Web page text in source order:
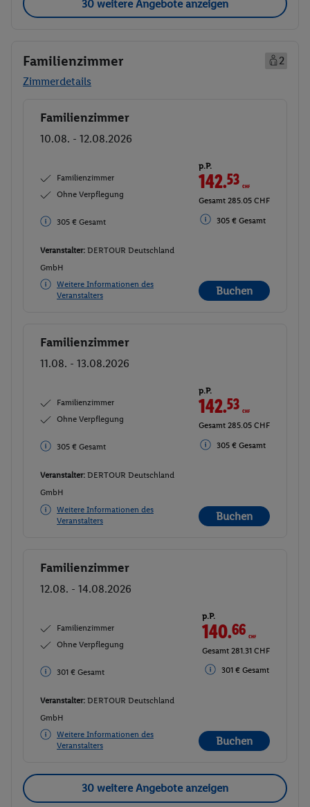
30 weitere Angebote anzeigen
Familienzimmer
2
Zimmerdetails
Buchen
Familienzimmer
10.08. - 12.08.2026
Familienzimmer
Ohne Verpflegung
305 € Gesamt
p.P.
142.53CHF
Gesamt 285.05 CHF
305 € Gesamt
Veranstalter: DERTOUR Deutschland
GmbH
Weitere Informationen des
Veranstalters
Buchen
Buchen
Familienzimmer
11.08. - 13.08.2026
Familienzimmer
Ohne Verpflegung
305 € Gesamt
p.P.
142.53CHF
Gesamt 285.05 CHF
305 € Gesamt
Veranstalter: DERTOUR Deutschland
GmbH
Weitere Informationen des
Veranstalters
Buchen
Buchen
Familienzimmer
12.08. - 14.08.2026
Familienzimmer
Ohne Verpflegung
301 € Gesamt
p.P.
140.66CHF
Gesamt 281.31 CHF
301 € Gesamt
Veranstalter: DERTOUR Deutschland
GmbH
Weitere Informationen des
Veranstalters
Buchen
30 weitere Angebote anzeigen